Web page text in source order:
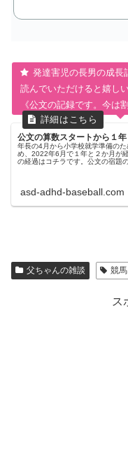
発達害児の長男の成長
読んでいただけると嬉しい
《公文の記録です。今は
公文の算数スタートから１
年長の4月から小学校就学準備の
め、2022年6月で１年と２か月が
の経過はコチラです。公文の宿題
asd-adhd-baseball.com
父ちゃんの雑談 競馬
ス